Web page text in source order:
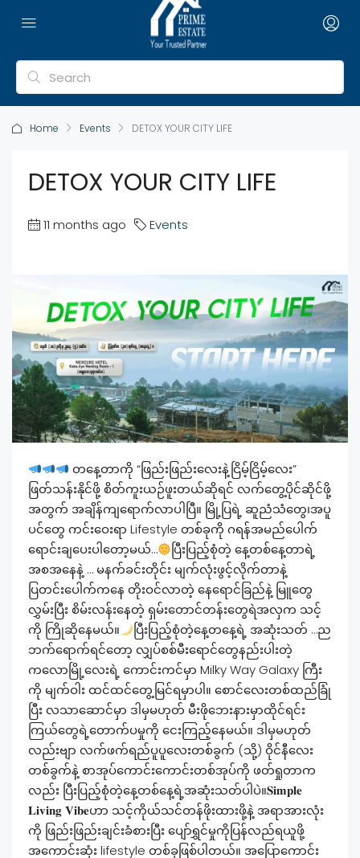
Home Events DETOX YOUR CITY LIFE
DETOX YOUR CITY LIFE
11 months ago Events
တနေ့တာကို “ဖြည်းဖြည်းလေးနဲ့ငြိမ့်ငြိမ့်လေး”
ဖြတ်သန်းနိုင်ဖို့ စိတ်ကူးယဉ်ဖူးတယ်ဆိုရင် လက်တွေ့ပိုင်ဆိုင်ဖို့
အတွက် အချိန်ကျရောက်လာပါပြီ။ မြို့ပြရဲ့ ဆူညံသံတွေ၊အပူ
ပင်တွေ ကင်းဝေးရာ Lifestyle တစ်ခုကို ဂရန်အမည်ပေါက်
ရောင်းချပေးပါတော့မယ်…
ပြီးပြည့်စုံတဲ့ နေ့တစ်နေ့တာရဲ့
အစအနေနဲ့ … မနက်ခင်းတိုင်း မျက်လုံးဖွင့်လိုက်တာနဲ့
ပြတင်းပေါက်ကနေ တိုးဝင်လာတဲ့ နေရောင်ခြည်နဲ့ မြူတွေ
လွှမ်းပြီး စိမ်းလန်းနေတဲ့ ရှမ်းတောင်တန်းတွေရဲအလှက သင့်
ကို ကြိုဆိုနေမယ်။
ပြီးပြည့်စုံတဲ့နေ့တနေ့ရဲ့ အဆုံးသတ် …ည
ဘက်ရောက်ရင်တော့ လျှပ်စစ်မီးရောင်တွေနည်းပါးတဲ့
ကလောမြို့လေးရဲ့ ကောင်းကင်မှာ Milky Way Galaxy ကြီး
ကို မျက်ဝါး ထင်ထင်တွေ့မြင်ရမှာပါ။ စောင်လေးတစ်ထည်ခြုံ
ပြီး လသာဆောင်မှာ ဒါမှမဟုတ် မီးဖိုဘေးနားမှာထိုင်ရင်း
ကြယ်တွေရဲ့တောက်ပမှုကို ငေးကြည့်နေမယ်။ ဒါမှမဟုတ်
လည်းဗျာ လက်ဖက်ရည်ပူပူလေးတစ်ခွက် (သို့) ဝိုင်နီလေး
တစ်ခွက်နဲ့ စာအုပ်ကောင်းကောင်းတစ်အုပ်ကို ဖတ်ရှုတာက
လည်း ပြီးပြည့်စုံတဲ့နေ့တစ်နေ့ရဲ့အဆုံးသတ်ပါပဲ။𝐒𝐢𝐦𝐩𝐥𝐞
𝐋𝐢𝐯𝐢𝐧𝐠 𝐕𝐢𝐛𝐞ဟာ သင့်ကိုယ်သင်တန်ဖိုးထားဖို့နဲ့ အရာအားလုံး
ကို ဖြည်းဖြည်းချင်းခံစားပြီး ပျော်ရွှင်မှုကိုပြန်လည်ရယူဖို့
အကောင်းဆုံး lifestyle တစ်ခုဖြစ်ပါတယ်။ အပြောကောင်း